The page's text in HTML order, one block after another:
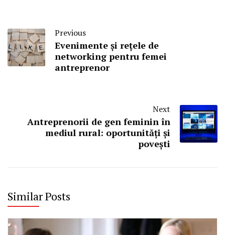
Previous
Evenimente și rețele de
networking pentru femei
antreprenor
Next
Antreprenorii de gen feminin în
mediul rural: oportunități și
povești
Similar Posts